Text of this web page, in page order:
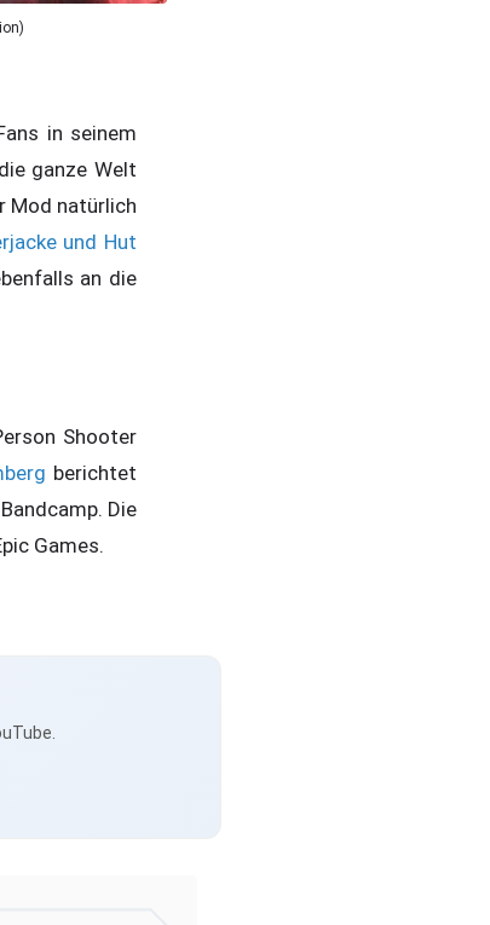
in seinem
ganze Welt
Mod natürlich
und Hut
an die
Shooter
berichtet
Die
Games.